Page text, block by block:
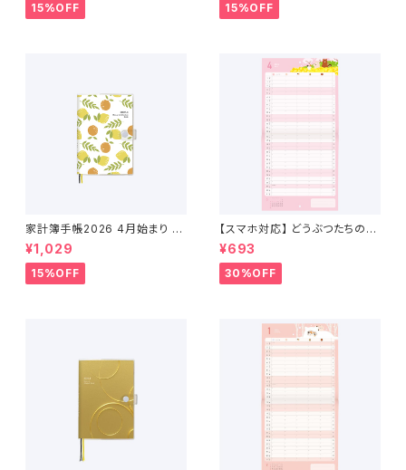
15%OFF 15%OFF
家計簿手帳2026 4月始まり （2
026年3月〜2027年4月）
¥1,029
15%OFF
【スマホ対応】 どうぶつたちのス
ケジュールカレンダー 2026年
4月始まり
¥693
30%OFF